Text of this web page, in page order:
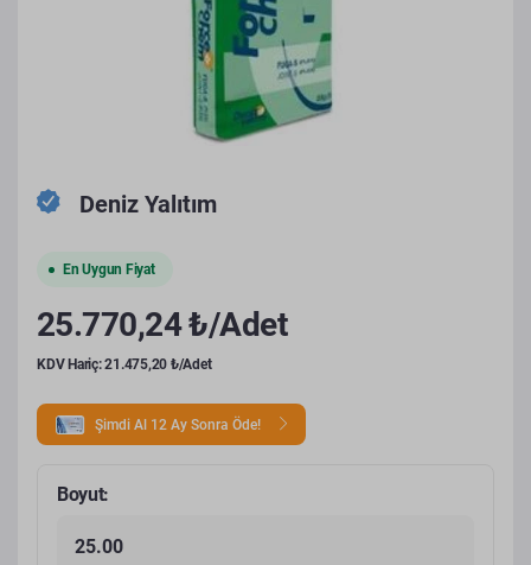
Deniz Yalıtım
En Uygun Fiyat
25.770,24 ₺/Adet
KDV Hariç: 21.475,20 ₺/Adet
Şimdi Al 12 Ay Sonra Öde!
Boyut:
25.00